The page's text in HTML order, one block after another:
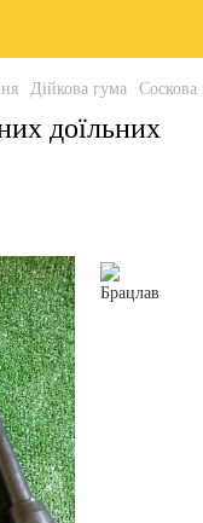
Дійкова гума Соскова
доїльних